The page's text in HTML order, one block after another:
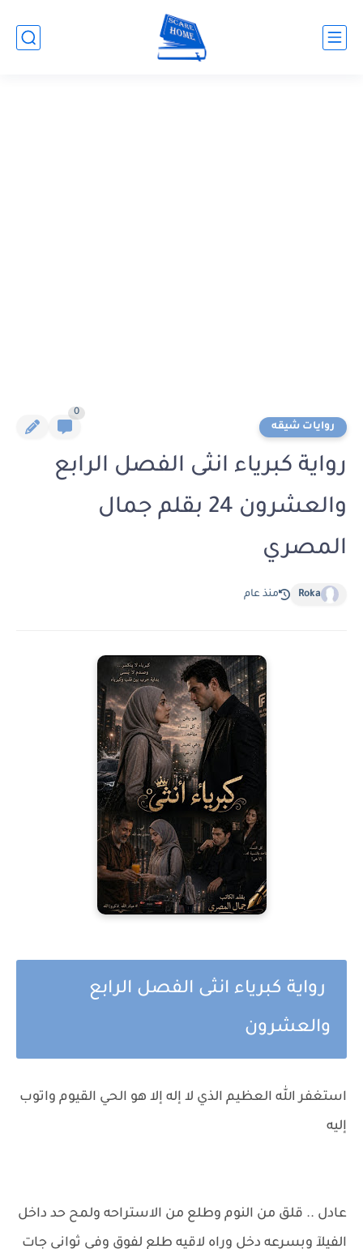
روايات شيقه
0
رواية كبرياء انثى الفصل الرابع
والعشرون 24 بقلم جمال
المصري
Roka منذ عام
رواية كبرياء انثى الفصل الرابع
والعشرون
استغفر الله العظيم الذي لا إله إلا هو الحي القيوم واتوب
إليه
عادل .. قلق من النوم وطلع من الاستراحه ولمح حد داخل
الفيلآ وبسرعه دخل وراه لاقيه طلع لفوق وفي ثواني جات